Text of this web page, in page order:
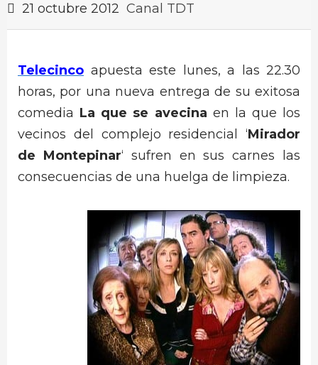
21 octubre 2012 Canal TDT
Telecinco apuesta este lunes, a las 22.30
horas, por una nueva entrega de su exitosa
comedia La que se avecina en la que los
vecinos del complejo residencial ‘Mirador
de Montepinar‘ sufren en sus carnes las
consecuencias de una huelga de limpieza.